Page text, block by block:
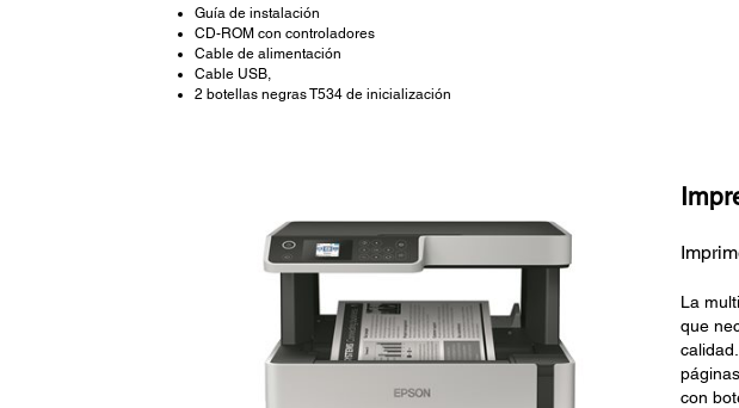
Guía de instalación
CD-ROM con controladores
Cable de alimentación
Cable USB,
2 botellas negras T534 de inicialización
La
que
con